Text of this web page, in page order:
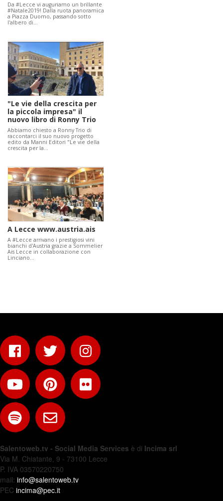
Da #Lecce vi auguriamo un brillante
#Natale2019! Dalla ruota panoramica
a Piazza Duomo, passando sotto
l'albero di…
"Le vie della crescita per
la piccola impresa" il
nuovo libro di Ronny Trio
Abbiamo chiesto a Ronny Trio di
raccontarci il suo nuovo progetto
edito da Manni Editori "Le vie della
crescita per la…
A Lecce www.austria.ais
A #Lecce arrivano i prestigiosi vini
bianchi d'Austria grazie a Sommelier
Ais Lecce in collaborazione con
Linciano…
Salentoweb.tv - Social Media Services è di Incima srl
Via M. Chiatante, 9 - 73100 Lecce
P. IVA 03570220750
mail: info@salentoweb.tv
PEC incima@pec.it